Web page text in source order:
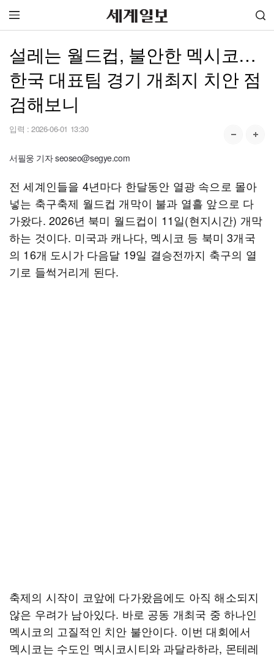
설레는 월드컵, 불안한 멕시코…
한국 대표팀 경기 개최지 치안 점
검해보니
입력 : 2026-06-01 13:30
서필웅 기자 seoseo@segye.com
전 세계인들을 4년마다 한달동안 열광 속으로 몰아
넣는 축구축제 월드컵 개막이 불과 열흘 앞으로 다
가왔다. 2026년 북미 월드컵이 11일(현지시간) 개막
하는 것이다. 미국과 캐나다, 멕시코 등 북미 3개국
의 16개 도시가 다음달 19일 결승전까지 축구의 열
기로 들썩거리게 된다.
축제의 시작이 코앞에 다가왔음에도 아직 해소되지
않은 우려가 남아있다. 바로 공동 개최국 중 하나인
멕시코의 고질적인 치안 불안이다. 이번 대회에서
멕시코는 수도인 멕시코시티와 과달라하라, 몬테레